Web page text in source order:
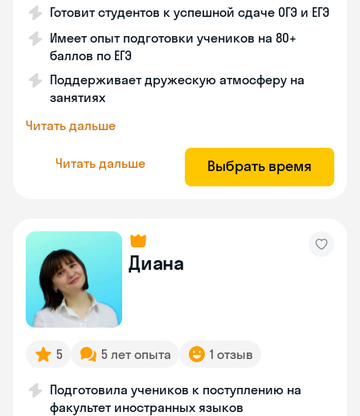
Готовит студентов к успешной сдаче ОГЭ и ЕГЭ
Имеет опыт подготовки учеников на 80+
баллов по ЕГЭ
Поддерживает дружескую атмосферу на
занятиях
Читать дальше
Читать дальше Выбрать время
Диана
5 5 лет опыта 1 отзыв
Подготовила учеников к поступлению на
факультет иностранных языков